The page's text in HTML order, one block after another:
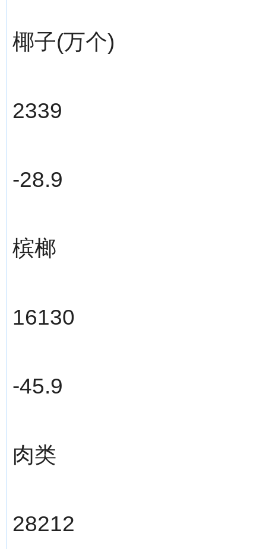
椰子(万个)
2339
-28.9
槟榔
16130
-45.9
肉类
28212